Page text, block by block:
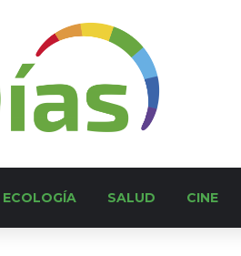
ECOLOGÍA SALUD CINE